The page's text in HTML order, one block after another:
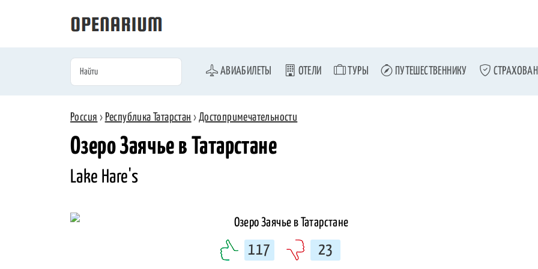
АВИАБИЛЕТЫ ОТЕЛИ ТУРЫ ПУТЕШЕСТВЕННИКУ
Россия › Республика Татарстан › Достопримечательности
Озеро Заячье в Татарстане
Lake Hare's
117 23